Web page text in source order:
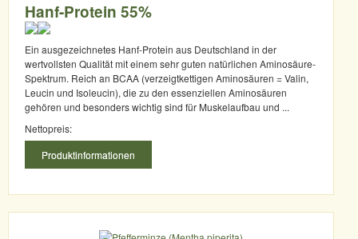
Hanf-Protein 55%
Ein ausgezeichnetes Hanf-Protein aus Deutschland in der
wertvollsten Qualität mit einem sehr guten natürlichen Aminosäure-
Spektrum. Reich an BCAA (verzeigtkettigen Aminosäuren = Valin,
Leucin und Isoleucin), die zu den essenziellen Aminosäuren
gehören und besonders wichtig sind für Muskelaufbau und ...
Nettopreis:
Produktinformationen